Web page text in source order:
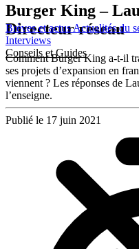
Brèves et actusActualités du
Interviews
Conseils et Guides
Burger King –
Directeur réseau
Comment Burger King a-t-il
ses projets d’expansion en
viennent ? Les réponses de
l’enseigne.
Publié le 17 juin 2021